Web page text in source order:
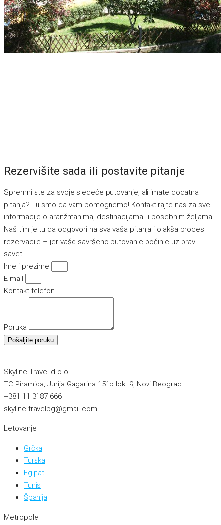
Rezervišite sada ili postavite pitanje
Spremni ste za svoje sledeće putovanje, ali imate dodatna
pitanja? Tu smo da vam pomognemo! Kontaktirajte nas za sve
informacije o aranžmanima, destinacijama ili posebnim željama.
Naš tim je tu da odgovori na sva vaša pitanja i olakša proces
rezervacije – jer vaše savršeno putovanje počinje uz pravi
savet.
Ime i prezime
E-mail
Kontakt telefon
Poruka
Pošaljite poruku
Skyline Travel d.o.o.
TC Piramida, Jurija Gagarina 151b lok. 9, Novi Beograd
+381 11 3187 666
skyline.travelbg@gmail.com
Letovanje
Grčka
Turska
Egipat
Tunis
Španija
Metropole